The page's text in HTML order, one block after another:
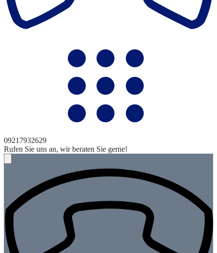
09217932629
Rufen Sie uns an, wir beraten Sie gerne!